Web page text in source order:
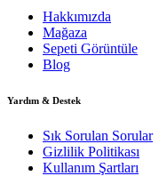
Hakkımızda
Mağaza
Sepeti Görüntüle
Blog
Yardım & Destek
Sık Sorulan Sorular
Gizlilik Politikası
Kullanım Şartları